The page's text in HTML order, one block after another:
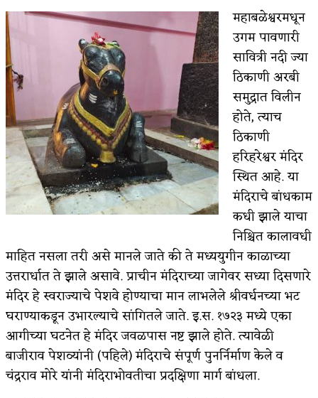
महाबळेश्वरमधून
उगम पावणारी
सावित्री नदी ज्या
ठिकाणी अरबी
समुद्रात विलीन
होते, त्याच
ठिकाणी
हरिहरेश्वर मंदिर
स्थित आहे. या
मंदिराचे बांधकाम
कधी झाले याचा
निश्चित कालावधी
माहित नसला तरी असे मानले जाते की ते मध्ययुगीन काळाच्या
उत्तरार्धात ते झाले असावे. प्राचीन मंदिराच्या जागेवर सध्या दिसणारे
मंदिर हे स्वराज्याचे पेशवे होण्याचा मान लाभलेले श्रीवर्धनच्या भट
घराण्याकडून उभारल्याचे सांगितले जाते. इ.स. १७२३ मध्ये एका
आगीच्या घटनेत हे मंदिर जवळपास नष्ट झाले होते. त्यावेळी
बाजीराव पेशव्यांनी (पहिले) मंदिराचे संपूर्ण पुनर्निर्माण केले व
चंद्रराव मोरे यांनी मंदिराभोवतीचा प्रदक्षिणा मार्ग बांधला.